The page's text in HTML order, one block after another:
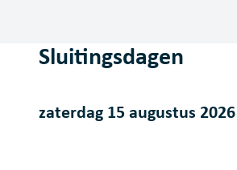
Sluitingsdagen
zaterdag 15 augustus 2026